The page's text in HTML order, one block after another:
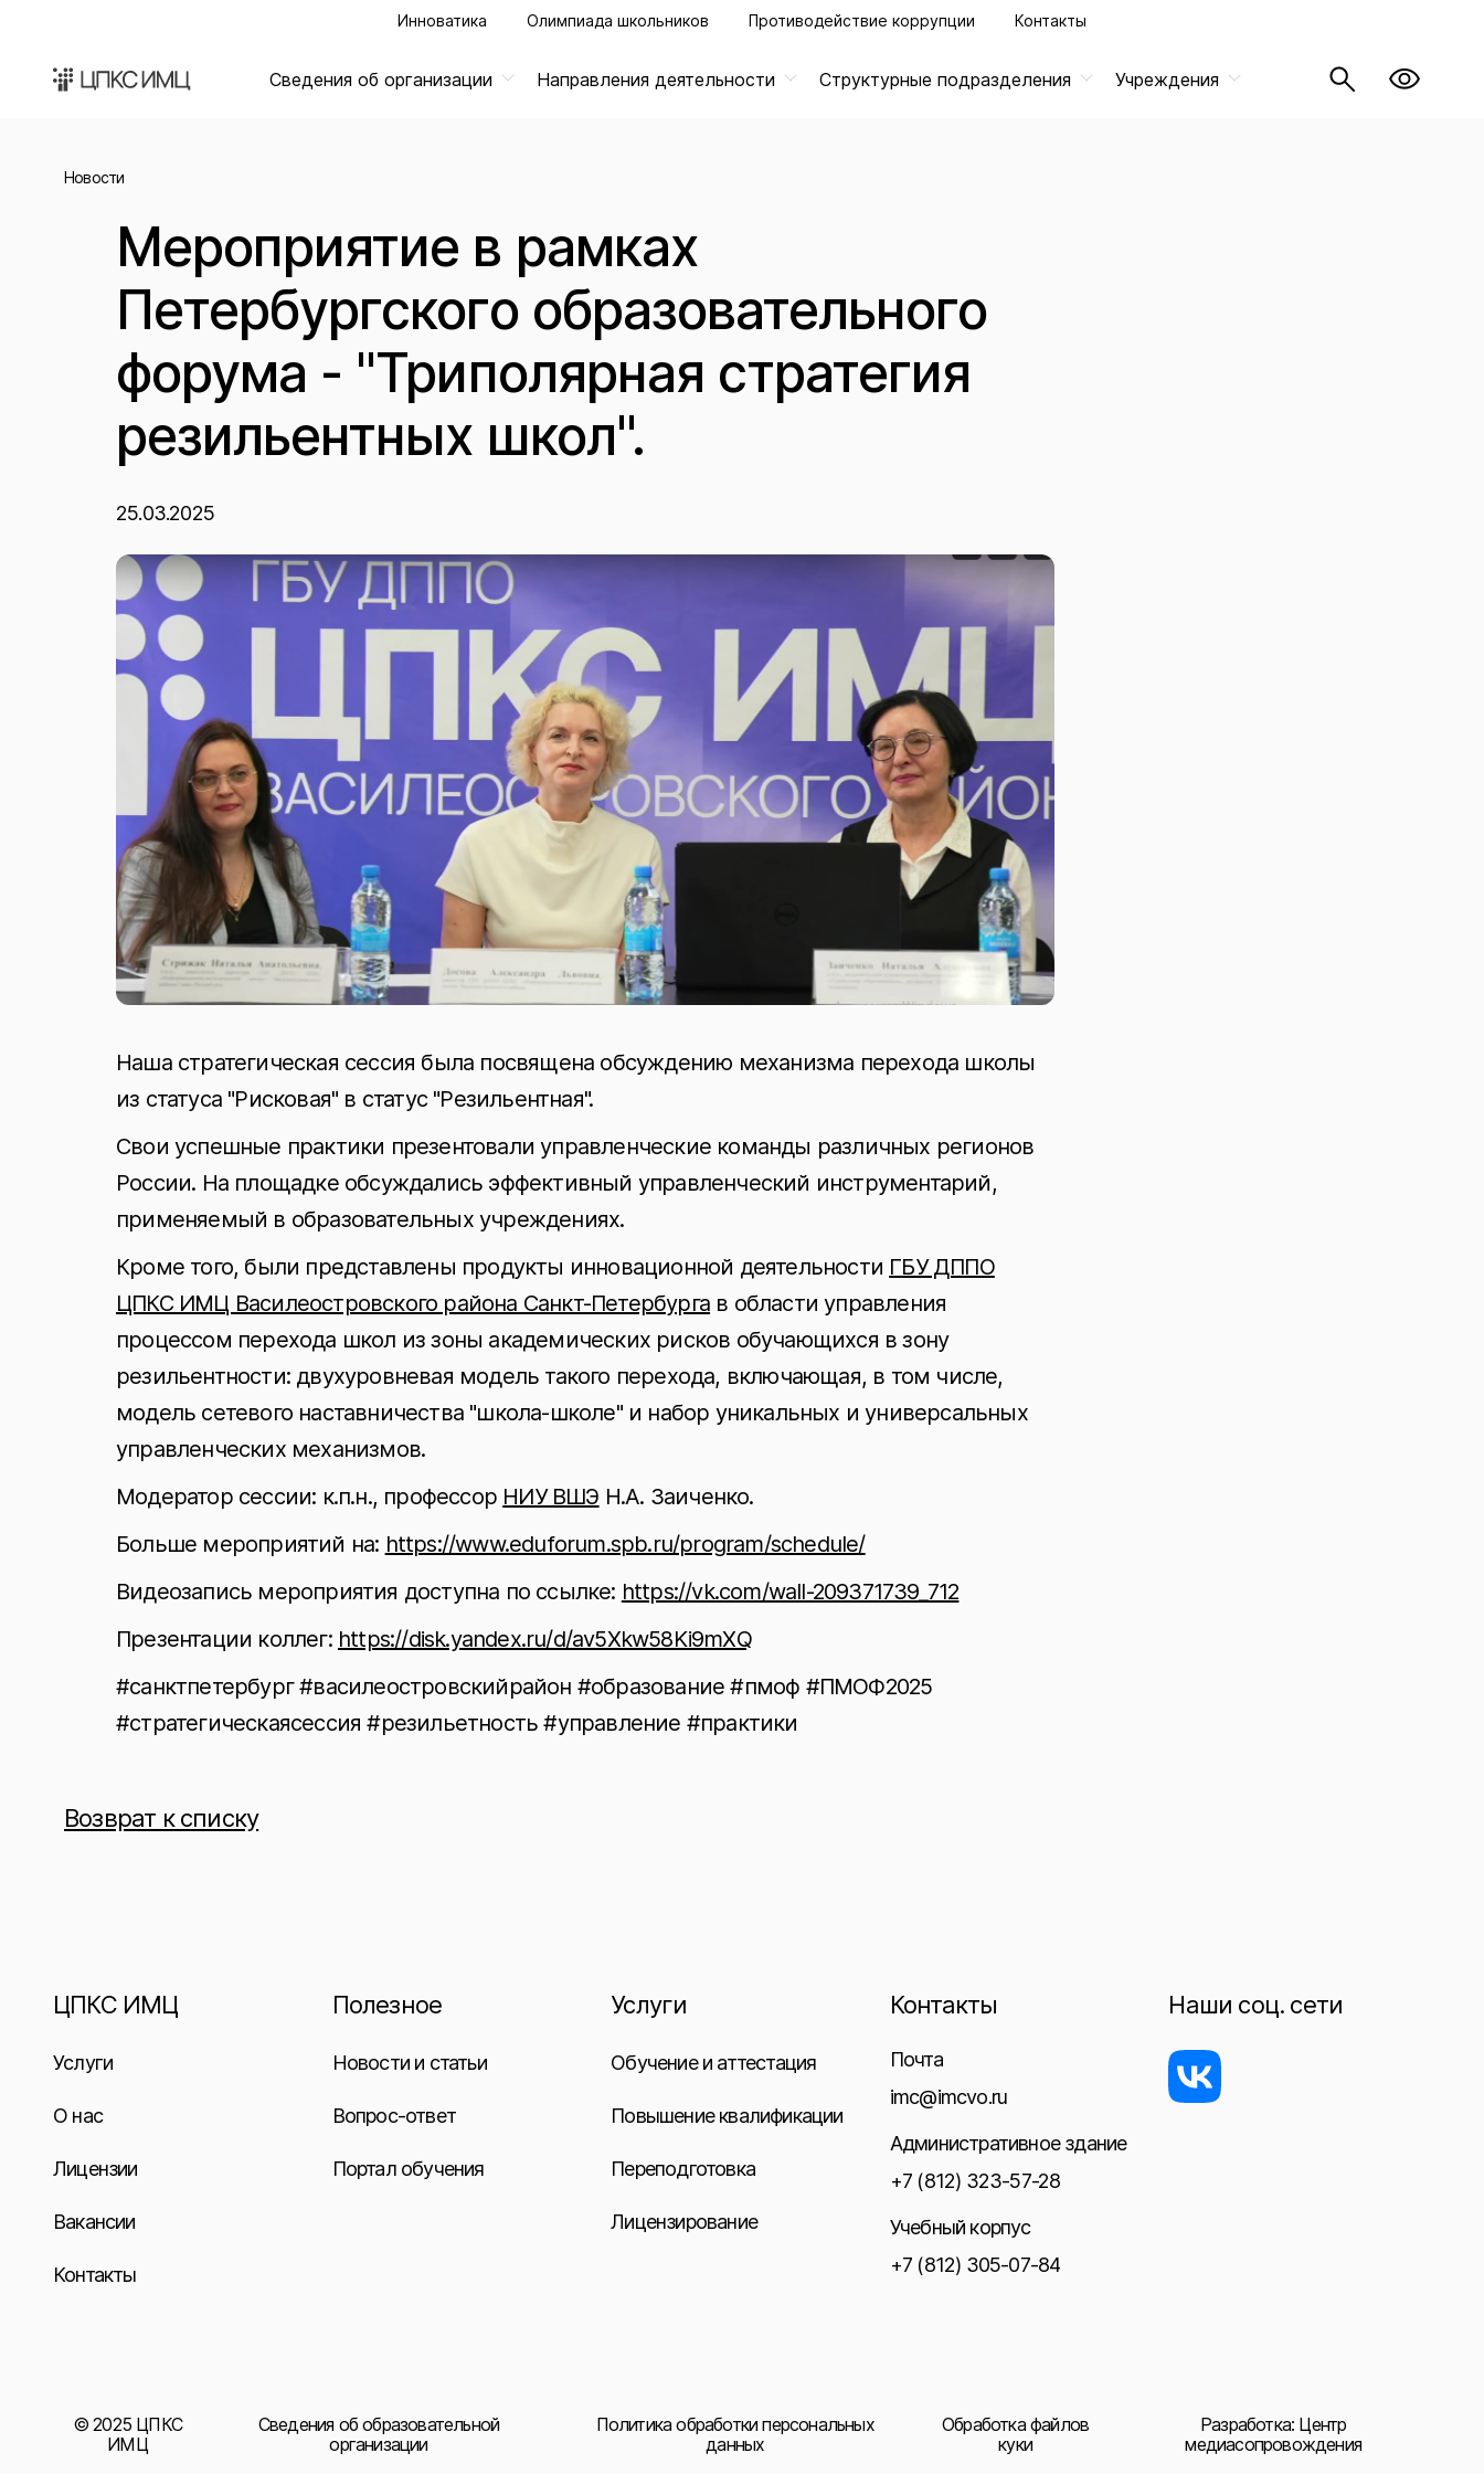
Инноватика Олимпиада школьников Противодействие коррупции Контакты
Сведения об организации Направления деятельности Структурные подразделения Учреждения
Новости
Мероприятие в рамках
Петербургского образовательного
форума - "Триполярная стратегия
резильентных школ".
25.03.2025
Наша стратегическая сессия была посвящена обсуждению механизма перехода школы
из статуса "Рисковая" в статус "Резильентная".
Свои успешные практики презентовали управленческие команды различных регионов
России. На площадке обсуждались эффективный управленческий инструментарий,
применяемый в образовательных учреждениях.
Кроме того, были представлены продукты инновационной деятельности ГБУ ДППО
ЦПКС ИМЦ Василеостровского района Санкт-Петербурга в области управления
процессом перехода школ из зоны академических рисков обучающихся в зону
резильентности: двухуровневая модель такого перехода, включающая, в том числе,
модель сетевого наставничества "школа-школе" и набор уникальных и универсальных
управленческих механизмов.
Модератор сессии: к.п.н., профессор НИУ ВШЭ Н.А. Заиченко.
Больше мероприятий на: https://www.eduforum.spb.ru/program/schedule/
Видеозапись мероприятия доступна по ссылке: https://vk.com/wall-209371739_712
Презентации коллег: https://disk.yandex.ru/d/av5Xkw58Ki9mXQ
#санктпетербург #василеостровскийрайон #образование #пмоф #ПМОФ2025
#стратегическаясессия #резильетность #управление #практики
Возврат к списку
ЦПКС ИМЦ
Услуги
О нас
Лицензии
Вакансии
Контакты
Полезное
Новости и статьи
Вопрос-ответ
Портал обучения
Услуги
Обучение и аттестация
Повышение квалификации
Переподготовка
Лицензирование
Контакты
Почта
imc@imcvo.ru
Административное здание
+7 (812) 323-57-28
Учебный корпус
+7 (812) 305-07-84
Наши соц. сети
© 2025 ЦПКС
ИМЦ
Сведения об образовательной
организации
Политика обработки персональных
данных
Обработка файлов
куки
Разработка: Центр
медиасопровождения